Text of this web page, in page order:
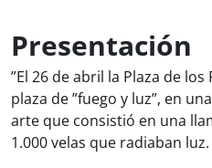
Presentación
”El 26 de abril la Plaza de
plaza de ”fuego y luz”, en
arte que consistió en una
1.000 velas que radiaban luz.